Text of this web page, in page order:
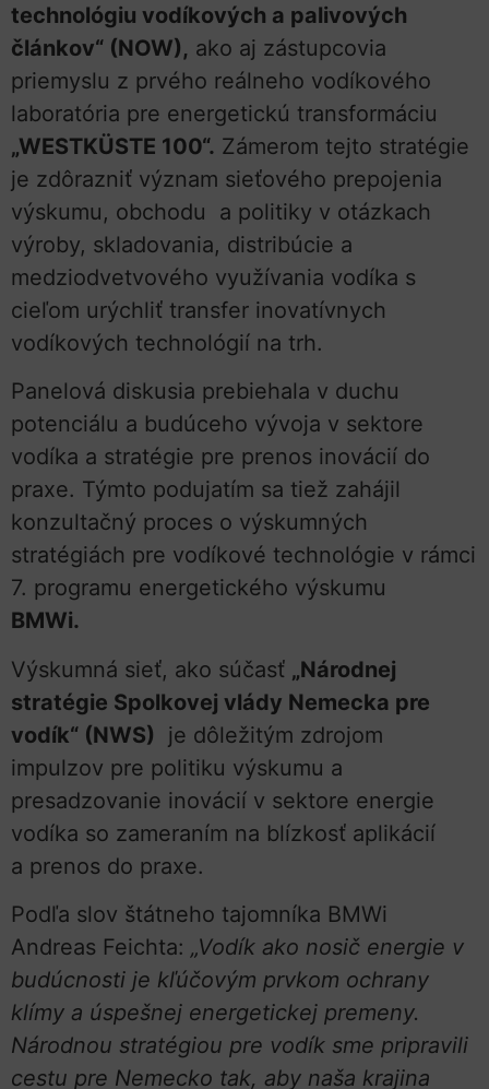
technológiu vodíkových a palivových
článkov“ (NOW), ako aj zástupcovia
priemyslu z prvého reálneho vodíkového
laboratória pre energetickú transformáciu
„WESTKÜSTE 100“. Zámerom tejto stratégie
je zdôrazniť význam sieťového prepojenia
výskumu, obchodu a politiky v otázkach
výroby, skladovania, distribúcie a
medziodvetvového využívania vodíka s
cieľom urýchliť transfer inovatívnych
vodíkových technológií na trh.
Panelová diskusia prebiehala v duchu
potenciálu a budúceho vývoja v sektore
vodíka a stratégie pre prenos inovácií do
praxe. Týmto podujatím sa tiež zahájil
konzultačný proces o výskumných
stratégiách pre vodíkové technológie v rámci
7. programu energetického výskumu
Výskumná sieť, ako súčasť „Národnej
stratégie Spolkovej vlády Nemecka pre
vodík“ (NWS) je dôležitým zdrojom
impulzov pre politiku výskumu a
presadzovanie inovácií v sektore energie
vodíka so zameraním na blízkosť aplikácií
a prenos do praxe.
Podľa slov štátneho tajomníka BMWi
Andreas Feichta: „Vodík ako nosič energie v
budúcnosti je kľúčovým prvkom ochrany
klímy a úspešnej energetickej premeny.
Národnou stratégiou pre vodík sme pripravili
cestu pre Nemecko tak, aby naša krajina